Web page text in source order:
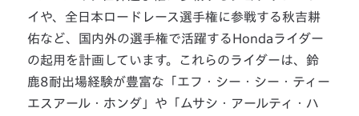
イや、全日本ロードレース選手権に参戦する秋吉耕
佑など、国内外の選手権で活躍するHondaライダー
の起用を計画しています。これらのライダーは、鈴
鹿8耐出場経験が豊富な「エフ・シー・シー・ティー
エスアール・ホンダ」や「ムサシ・アールティ・ハ